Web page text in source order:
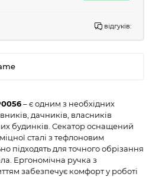
відгуків:
– є одним з необхідних
дачників, власників
будинків. Секатор оснащений
сталі з тефлоновим
підходять для точного обрізання
Ергономічна ручка з
забезпечує комфорт у роботі